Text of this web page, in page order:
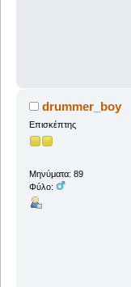
drummer_boy
Επισκέπτης
Μηνύματα: 89
Φύλο: